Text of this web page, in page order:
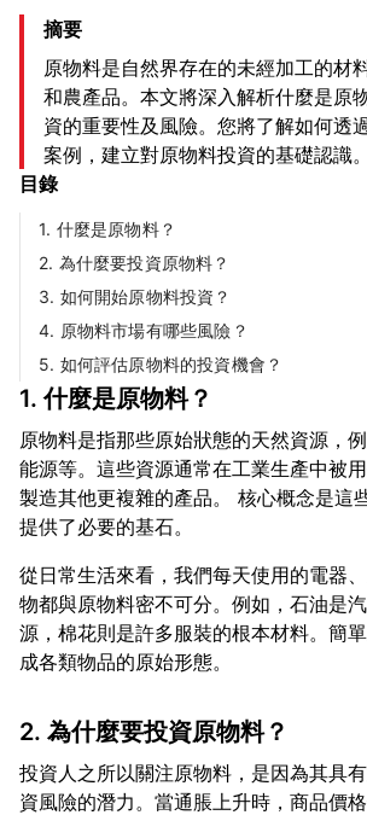
摘要
原物料是自然界存在的未經加工的材
和農產品。本文將深入解析什麼是原
資的重要性及風險。您將了解如何透
案例，建立對原物料投資的基礎認識。
目錄
1. 什麼是原物料？
2. 為什麼要投資原物料？
3. 如何開始原物料投資？
4. 原物料市場有哪些風險？
5. 如何評估原物料的投資機會？
1. 什麼是原物料？
原物料是指那些原始狀態的天然資源，例
能源等。這些資源通常在工業生產中被
製造其他更複雜的產品。 核心概念是這
從日常生活來看，我們每天使用的電器
物都與原物料密不可分。例如，石油是
源，棉花則是許多服裝的根本材料。簡
2. 為什麼要投資原物料？
投資人之所以關注原物料，是因為其具
資風險的潛力。當通脹上升時，商品價